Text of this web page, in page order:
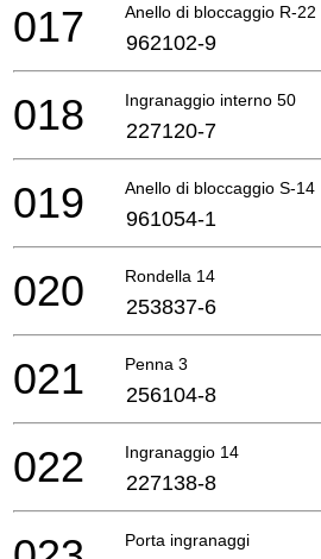
Anello di bloccaggio R-22
017 962102-9
Ingranaggio interno 50
018 227120-7
Anello di bloccaggio S-14
019 961054-1
Rondella 14
020 253837-6
Penna 3
021 256104-8
Ingranaggio 14
022 227138-8
Porta ingranaggi